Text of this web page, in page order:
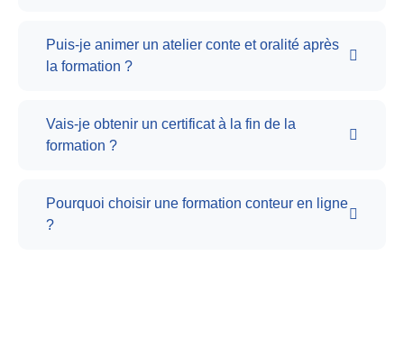
Puis-je animer un atelier conte et oralité après
la formation ?
Vais-je obtenir un certificat à la fin de la
formation ?
Pourquoi choisir une formation conteur en ligne
?